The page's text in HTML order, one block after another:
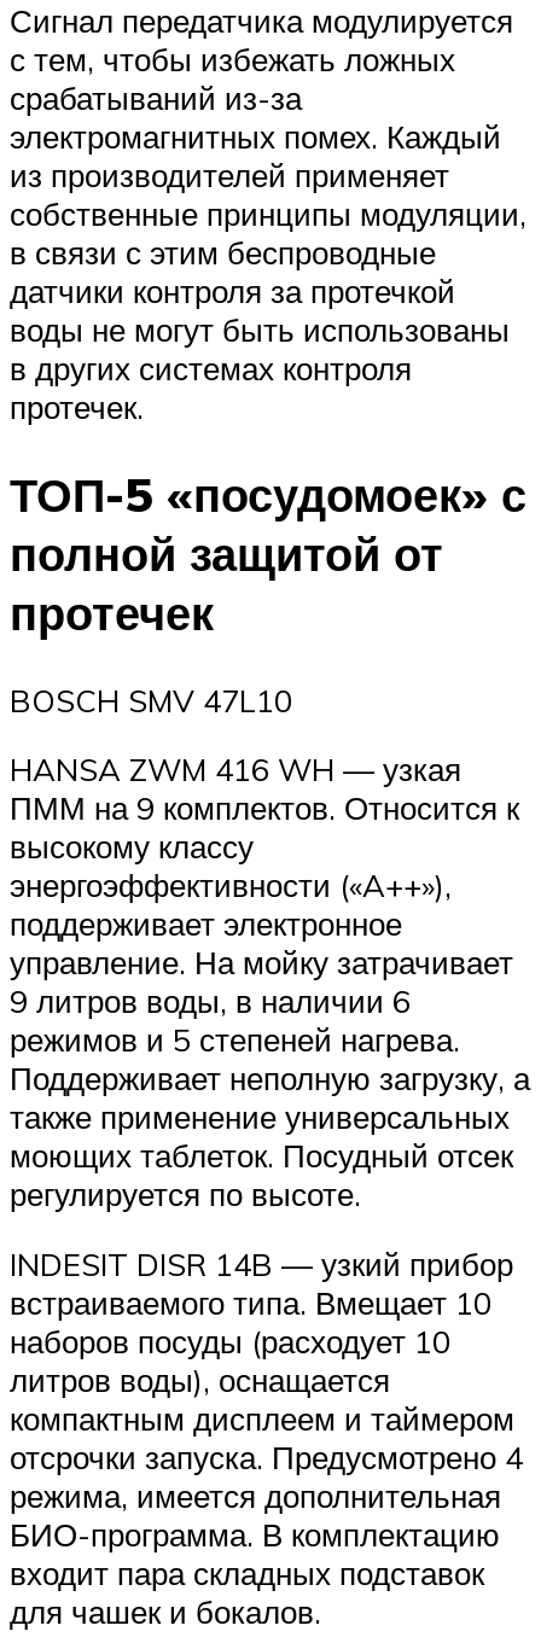
Сигнал передатчика модулируется
с тем, чтобы избежать ложных
срабатываний из-за
электромагнитных помех. Каждый
из производителей применяет
собственные принципы модуляции,
в связи с этим беспроводные
датчики контроля за протечкой
воды не могут быть использованы
в других системах контроля
протечек.
ТОП-5 «посудомоек» с
полной защитой от
протечек
BOSCH SMV 47L10
HANSA ZWM 416 WH — узкая
ПММ на 9 комплектов. Относится к
высокому классу
энергоэффективности («A++»),
поддерживает электронное
управление. На мойку затрачивает
9 литров воды, в наличии 6
режимов и 5 степеней нагрева.
Поддерживает неполную загрузку, а
также применение универсальных
моющих таблеток. Посудный отсек
регулируется по высоте.
INDESIT DISR 14B — узкий прибор
встраиваемого типа. Вмещает 10
наборов посуды (расходует 10
литров воды), оснащается
компактным дисплеем и таймером
отсрочки запуска. Предусмотрено 4
режима, имеется дополнительная
БИО-программа. В комплектацию
входит пара складных подставок
для чашек и бокалов.